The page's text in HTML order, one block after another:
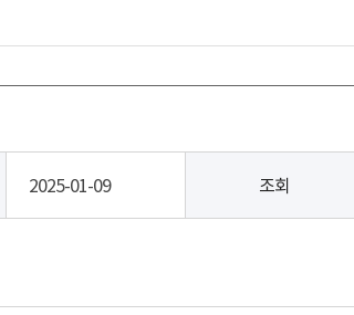
2025-01-09 조회